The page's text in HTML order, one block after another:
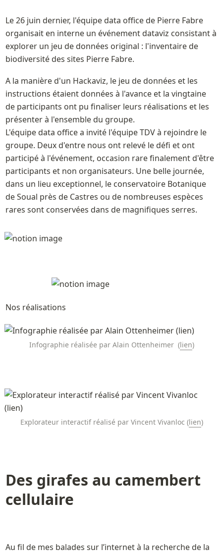
Le 26 juin dernier, l'équipe data office de Pierre Fabre
organisait en interne un événement dataviz consistant à
explorer un jeu de données original : l'inventaire de
biodiversité des sites Pierre Fabre.
A la manière d'un Hackaviz, le jeu de données et les
instructions étaient données à l'avance et la vingtaine
de participants ont pu finaliser leurs réalisations et les
présenter à l'ensemble du groupe.
L'équipe data office a invité l'équipe TDV à rejoindre le
groupe. Deux d'entre nous ont relevé le défi et ont
participé à l'événement, occasion rare finalement d'être
participants et non organisateurs. Une belle journée,
dans un lieu exceptionnel, le conservatoire Botanique
de Soual près de Castres ou de nombreuses espèces
rares sont conservées dans de magnifiques serres.
Nos réalisations
Infographie réalisée par Alain Ottenheimer  (lien)
Explorateur interactif réalisé par Vincent Vivanloc (lien)
Des girafes au camembert
cellulaire
Au fil de mes balades sur l’internet à la recherche de la